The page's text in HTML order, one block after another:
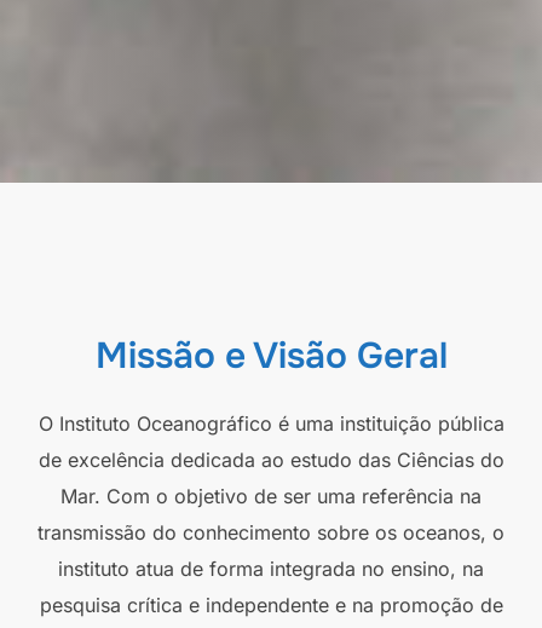
Missão e Visão Geral
O Instituto Oceanográfico é uma instituição pública
de excelência dedicada ao estudo das Ciências do
Mar. Com o objetivo de ser uma referência na
transmissão do conhecimento sobre os oceanos, o
instituto atua de forma integrada no ensino, na
pesquisa crítica e independente e na promoção de